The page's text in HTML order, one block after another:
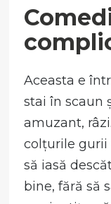
Aceasta e
stai în scaun
amuzant,
colțurile gurii
să iasă
bine, fără să